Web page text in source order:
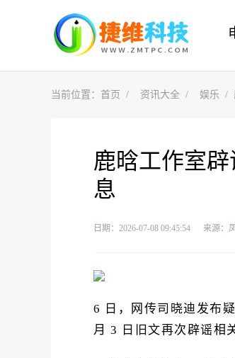
当前位置： 首页 资讯大全 娱乐
鹿晗工作室
息
日期：2026-07-08 09:45:54 来源：
6 日，网传司晓迪发布
月 3 日旧文再次辟谣相